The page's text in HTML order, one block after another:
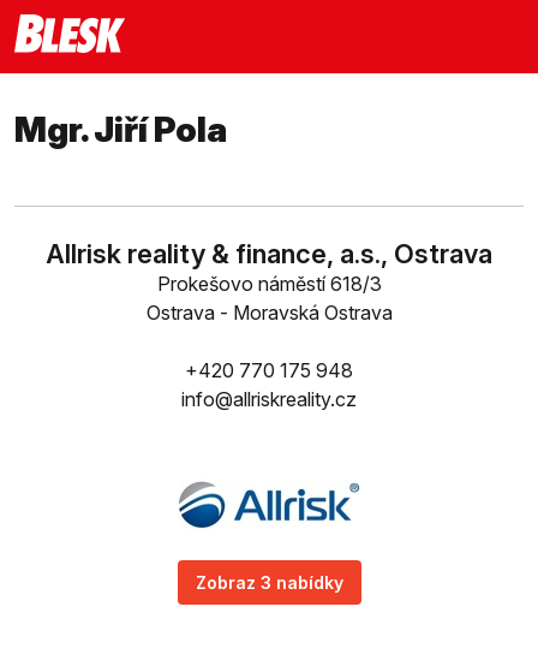
Mgr. Jiří Pola
Allrisk reality & finance, a.s., Ostrava
Prokešovo náměstí 618/3
Ostrava - Moravská Ostrava
+420 770 175 948
info@allriskreality.cz
Zobraz 3 nabídky